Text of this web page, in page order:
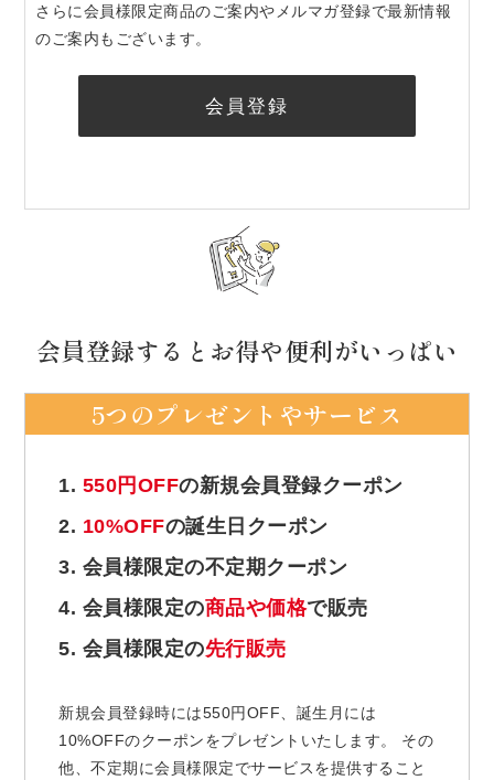
さらに会員様限定商品のご案内やメルマガ登録で最新情報
のご案内もございます。
会員登録
会員登録するとお得や便利がいっぱい
5つのプレゼントやサービス
1. 550円OFFの新規会員登録クーポン
2. 10%OFFの誕生日クーポン
3. 会員様限定の不定期クーポン
4. 会員様限定の商品や価格で販売
5. 会員様限定の先行販売
新規会員登録時には550円OFF、誕生月には
10%OFFのクーポンをプレゼントいたします。 その
他、不定期に会員様限定でサービスを提供すること